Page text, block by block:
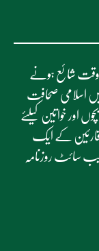
سے بیک وقت شائع ہونے
میں اسلامی صحافت
اور خواتین کیلئے
قارئین کے ایک
سائٹ روزنامہ